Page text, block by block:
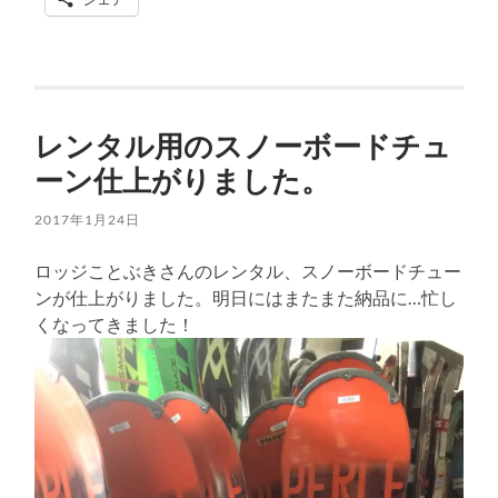
レンタル用のスノーボードチュ
ーン仕上がりました。
2017年1月24日
ロッジことぶきさんのレンタル、スノーボードチュー
ンが仕上がりました。明日にはまたまた納品に…忙し
くなってきました！